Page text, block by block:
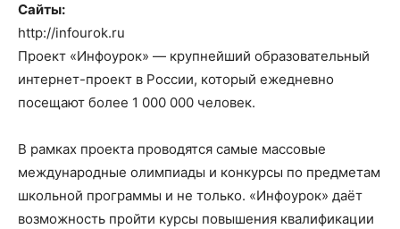
Сайты:
http://infourok.ru
Проект «Инфоурок» — крупнейший образовательный
интернет-проект в России, который ежедневно
посещают более 1 000 000 человек.
В рамках проекта проводятся самые массовые
международные олимпиады и конкурсы по предметам
школьной программы и не только. «Инфоурок» даёт
возможность пройти курсы повышения квалификации